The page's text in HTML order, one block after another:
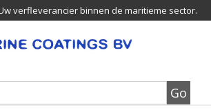
verfleverancier binnen de maritieme sector.